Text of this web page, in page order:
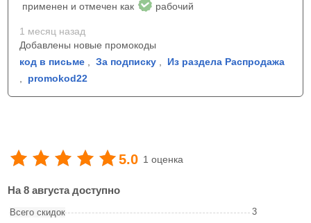
применен и отмечен как
рабочий
1 месяц назад
Добавлены новые промокоды
код в письме
За подписку
Из раздела Распродажа
promokod22
5.0 1 оценка
На 8 августа доступно
Всего скидок
3